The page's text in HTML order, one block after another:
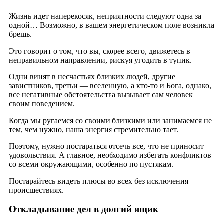
Жизнь идет наперекосяк, неприятности следуют одна за
одной… Возможно, в вашем энергетическом поле возникла
брешь.
Это говорит о том, что вы, скорее всего, движетесь в
неправильном направлении, рискуя угодить в тупик.
Одни винят в несчастьях близких людей, другие
завистников, третьи — вселенную, а кто-то и Бога, однако,
все негативные обстоятельства вызывает сам человек
своим поведением.
Когда мы ругаемся со своими близкими или занимаемся не
тем, чем нужно, наша энергия стремительно тает.
Поэтому, нужно постараться отсечь все, что не приносит
удовольствия. А главное, необходимо избегать конфликтов
со всеми окружающими, особенно по пустякам.
Постарайтесь видеть плюсы во всех без исключения
происшествиях.
Откладывание дел в долгий ящик